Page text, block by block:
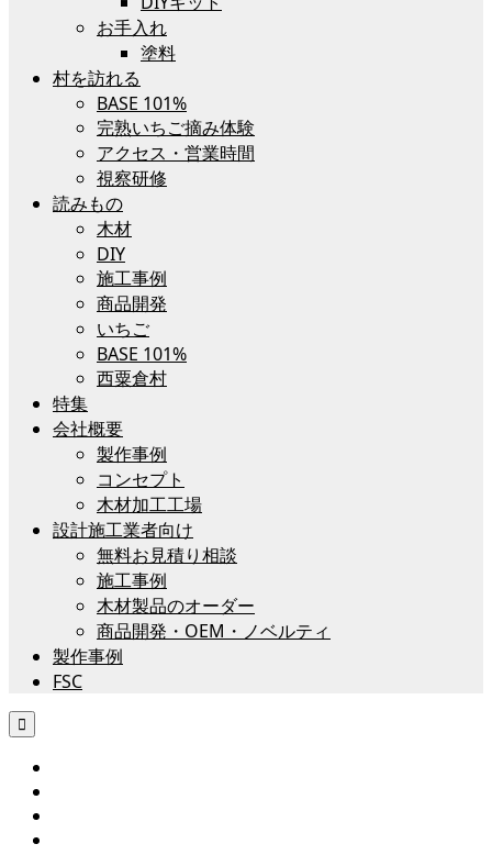
お手入れ
塗料
村を訪れる
BASE 101%
完熟いちご摘み体験
アクセス・営業時間
視察研修
読みもの
木材
DIY
施工事例
商品開発
いちご
BASE 101%
西粟倉村
特集
会社概要
製作事例
コンセプト
木材加工工場
設計施工業者向け
無料お見積り相談
施工事例
木材製品のオーダー
商品開発・OEM・ノベルティ
製作事例
FSC
